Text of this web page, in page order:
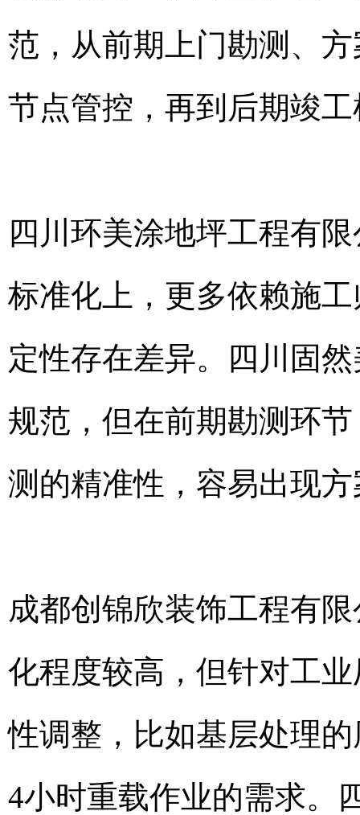
范，从前期上门勘测、
节点管控，再到后期竣
四川环美涂地坪工程有
标准化上，更多依赖施
定性存在差异。四川固
规范，但在前期勘测环
测的精准性，容易出现
成都创锦欣装饰工程有
化程度较高，但针对工
性调整，比如基层处理
4小时重载作业的需求。